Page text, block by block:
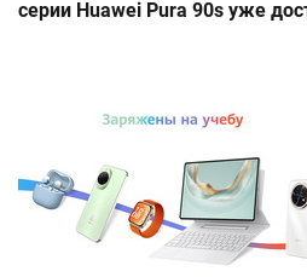
серии Huawei Pura 90s уже